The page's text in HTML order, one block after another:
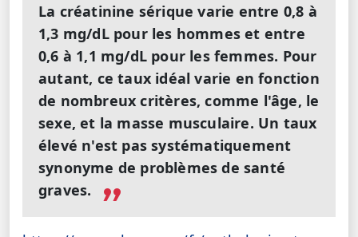
La créatinine sérique varie entre 0,8 à
1,3 mg/dL pour les hommes et entre
0,6 à 1,1 mg/dL pour les femmes. Pour
autant, ce taux idéal varie en fonction
de nombreux critères, comme l'âge, le
sexe, et la masse musculaire. Un taux
élevé n'est pas systématiquement
synonyme de problèmes de santé
graves.